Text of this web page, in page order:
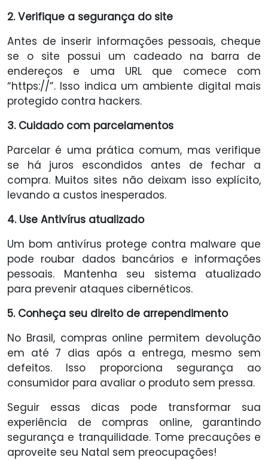
2. Verifique a segurança do site
Antes de inserir informações pessoais, cheque
se o site possui um cadeado na barra de
endereços e uma URL que comece com
“https://”. Isso indica um ambiente digital mais
protegido contra hackers.
3. Cuidado com parcelamentos
Parcelar é uma prática comum, mas verifique
se há juros escondidos antes de fechar a
compra. Muitos sites não deixam isso explícito,
levando a custos inesperados.
4. Use Antivírus atualizado
Um bom antivírus protege contra malware que
pode roubar dados bancários e informações
pessoais. Mantenha seu sistema atualizado
para prevenir ataques cibernéticos.
5. Conheça seu direito de arrependimento
No Brasil, compras online permitem devolução
em até 7 dias após a entrega, mesmo sem
defeitos. Isso proporciona segurança ao
consumidor para avaliar o produto sem pressa.
Seguir essas dicas pode transformar sua
experiência de compras online, garantindo
segurança e tranquilidade. Tome precauções e
aproveite seu Natal sem preocupações!